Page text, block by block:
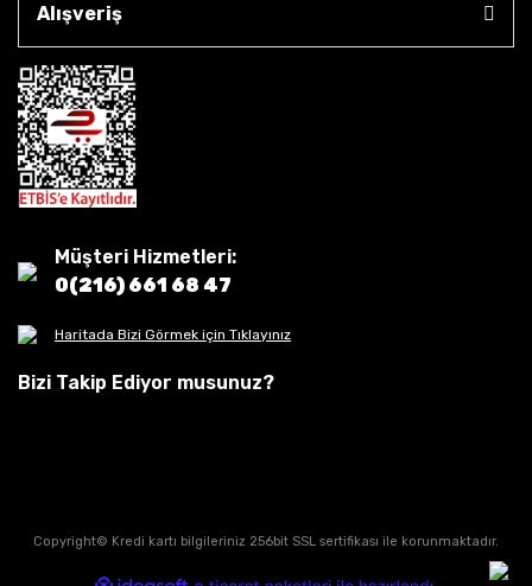
Alışveriş
Müşteri Hizmetleri:
0(216) 661 68 47
Haritada Bizi Görmek için Tıklayınız
Bizi Takip Ediyor musunuz?
Copyright© Kredi kartı bilgileriniz 256bit SSL sertifikası ile korunmaktadır.